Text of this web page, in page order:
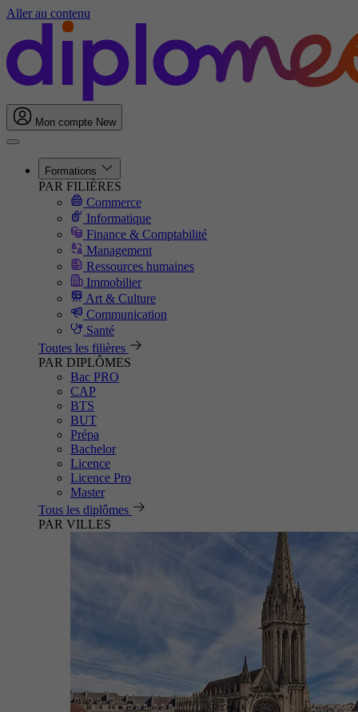
Aller au contenu
Mon compte New
Formations
PAR FILIÈRES
Commerce
Informatique
Finance & Comptabilité
Management
Ressources humaines
Immobilier
Art & Culture
Communication
Santé
Toutes les filières
PAR DIPLÔMES
Bac PRO
CAP
BTS
BUT
Prépa
Bachelor
Licence
Licence Pro
Master
Tous les diplômes
PAR VILLES